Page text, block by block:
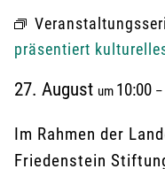
präsentiert
27. August um 10:00 –
Im Rahmen der
Friedenstein